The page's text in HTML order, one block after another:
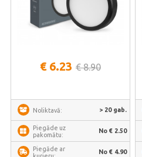
€ 6.23 € 8.90
Noliktavā: > 20 gab.
Piegāde uz
pakomātu:
No € 2.50
Piegāde ar
No € 4.90